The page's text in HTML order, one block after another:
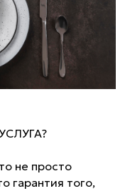
не просто
гарантия того,